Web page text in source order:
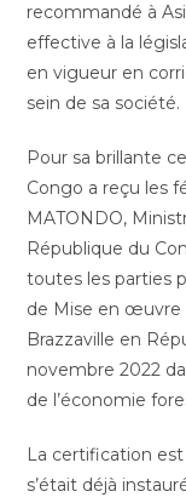
recommandé à
effective à la
en vigueur en
sein de sa société.
Pour sa brillante
Congo a reçu les
MATONDO,
République du
toutes les parties
de Mise en œuvre
Brazzaville en
novembre 2022
de l’économie
La certification
s’était déjà